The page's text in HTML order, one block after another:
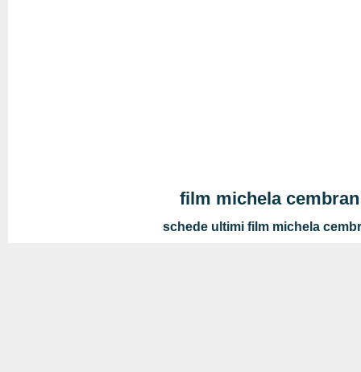
film michela cembran
schede ultimi film michela